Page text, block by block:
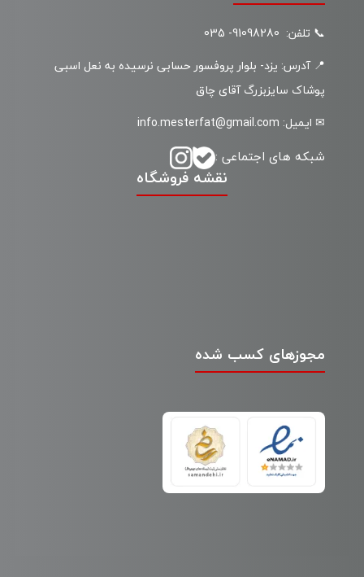
مجوزهای کسب شده
📞 تلفن: 91098280- 035
📍 آدرس: یزد- بلوار پروفسور حسابی نرسیده به نعل اسبی
پوشاک سایزبزرگ آقای چاق
✉ ایمیل: info.mesterfat@gmail.com
شبکه های اجتماعی :
نقشه فروشگاه